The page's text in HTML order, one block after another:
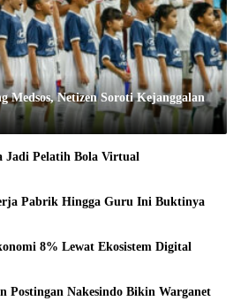
Medsos, Netizen Soroti Kejanggalan
Jadi Pelatih Bola Virtual
Pabrik Hingga Guru Ini Buktinya
8% Lewat Ekosistem Digital
Postingan Nakesindo Bikin Warganet